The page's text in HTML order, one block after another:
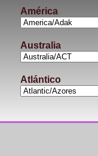
América
Australia
Atlántico